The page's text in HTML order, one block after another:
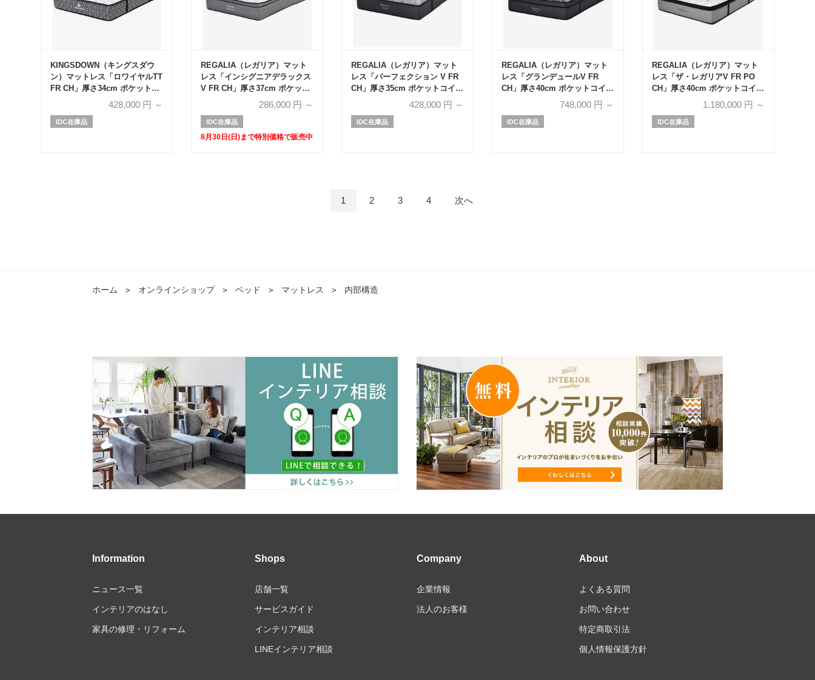
KINGSDOWN（キングスダウ
ン）マットレス「ロワイヤルTT
FR CH」厚さ34cm ポケットコ
428,000円 ～
IDC在庫品
REGALIA（レガリア）マット
レス「インシグニアデラックス
V FR CH」厚さ37cm ポケット
コイル 全6サイズ【有明ショー
ルーム30周年記念特別価格】
286,000円 ～
IDC在庫品
8月30日(日)まで特別価格で販売中
REGALIA（レガリア）マット
レス「パーフェクション V FR
CH」厚さ35cm ポケットコイル
428,000 円 ～
IDC在庫品
REGALIA（レガリア）マット
レス「グランデュールV FR
CH」厚さ40cm ポケットコイル
748,000 円 ～
IDC在庫品
REGALIA（レガリア）マット
レス「ザ・レガリアV FR PO
CH」厚さ40cm ポケットコイル
1,180,000 円 ～
IDC在庫品
1 2 3 4 次へ
ホーム ＞ オンラインショップ ＞ ベッド ＞ マットレス ＞ 内部構造
Information
ニュース一覧
インテリアのはなし
家具の修理・リフォーム
Shops
店舗一覧
サービスガイド
インテリア相談
LINEインテリア相談
Company
企業情報
法人のお客様
About
よくある質問
お問い合わせ
特定商取引法
個人情報保護方針